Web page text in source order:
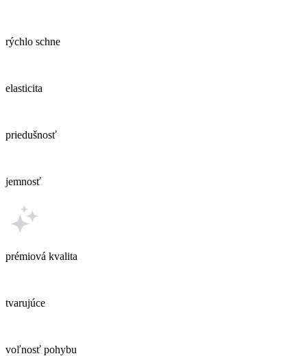
rýchlo schne
elasticita
priedušnosť
jemnosť
prémiová kvalita
tvarujúce
voľnosť pohybu